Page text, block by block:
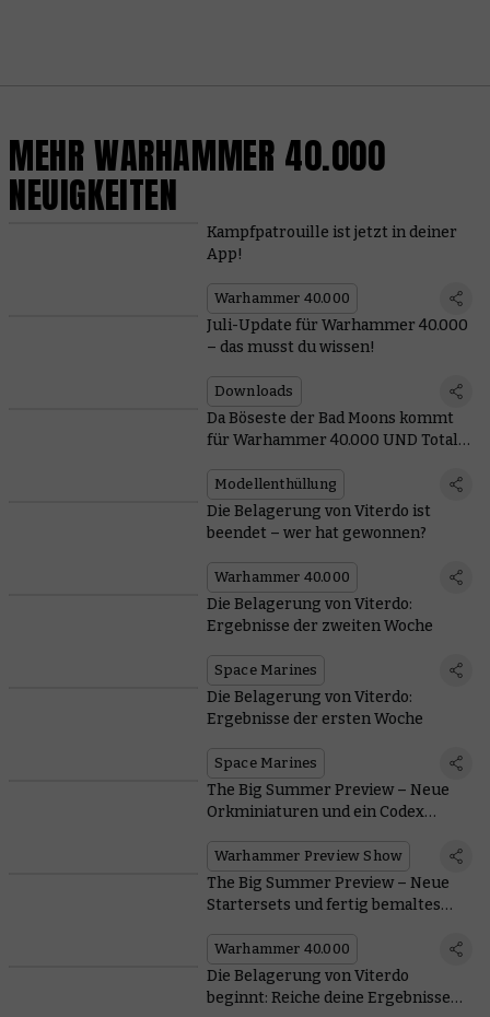
MEHR WARHAMMER 40.000
NEUIGKEITEN
Kampfpatrouille ist jetzt in deiner
App!
Warhammer 40.000
Juli-Update für Warhammer 40.000
– das musst du wissen!
Downloads
Da Böseste der Bad Moons kommt
für Warhammer 40.000 UND Total
Modellenthüllung
Die Belagerung von Viterdo ist
beendet – wer hat gewonnen?
Warhammer 40.000
Die Belagerung von Viterdo:
Ergebnisse der zweiten Woche
Space Marines
Die Belagerung von Viterdo:
Ergebnisse der ersten Woche
Space Marines
The Big Summer Preview – Neue
Orkminiaturen und ein Codex
Warhammer Preview Show
The Big Summer Preview – Neue
Startersets und fertig bemaltes
Warhammer 40.000
Die Belagerung von Viterdo
beginnt: Reiche deine Ergebnisse